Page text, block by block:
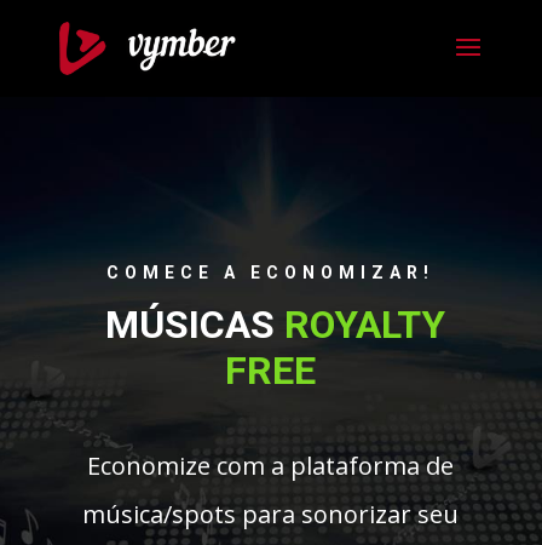
COMECE A ECONOMIZAR!
MÚSICAS ROYALTY
FREE
Economize com a plataforma de
música/spots para sonorizar seu